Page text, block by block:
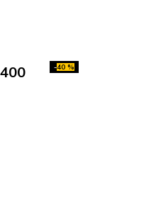
400 -40 %